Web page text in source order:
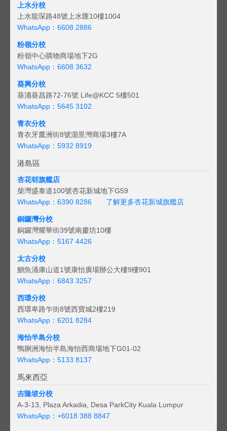
上水分校
上水龍琛路48號上水匯10樓1004
WhatsApp：6608 2886
粉嶺分校
粉嶺中心購物商場地下2G
WhatsApp：6608 3632
葵興分校
葵涌葵昌路72-76號 Life@KCC 5樓501
WhatsApp：5645 3102
青衣分校
青衣牙鷹洲街8號灝景灣商場3樓7A
WhatsApp：5932 8919
港島區
杏花邨旗艦店
柴灣盛泰道100號杏花新城地下G59
WhatsApp：6390 8286
了解更多杏花新城旗艦店
銅鑼灣分校
銅鑼灣耀華街39號南慶坊10樓
WhatsApp：5167 4426
太古分校
鰂魚涌康山道1號康怡廣場辦公大樓9樓901
WhatsApp：6843 3257
西環分校
西環卑路乍街8號西寶城2樓219
WhatsApp：6201 8284
海怡半島分校
鴨脷洲海怡半島海怡西商場地下G01-02
WhatsApp：5133 8137
馬來西亞
吉隆坡分校
A-3-13, Plaza Arkadia, Desa ParkCity Kuala Lumpur
WhatsApp： +6018 388 8847